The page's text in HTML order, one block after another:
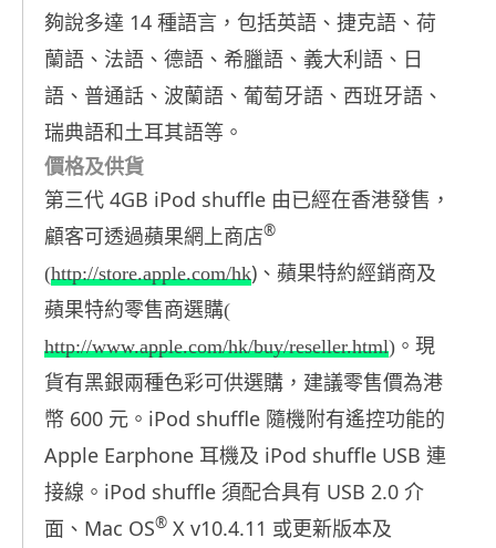
夠說多達 14 種語言，包括英語、捷克語、荷
蘭語、法語、德語、希臘語、義大利語、日
語、普通話、波蘭語、葡萄牙語、西班牙語、
瑞典語和土耳其語等。
價格及供貨
第三代 4GB iPod shuffle 由已經在香港發售，
顧客可透過蘋果網上商店®
(http://store.apple.com/hk) 、蘋果特約經銷商及
蘋果特約零售商選購(
http://www.apple.com/hk/buy/reseller.html)。現
貨有黑銀兩種色彩可供選購，建議零售價為港
幣 600 元。 iPod shuffle 隨機附有遙控功能的
Apple Earphone 耳機及 iPod shuffle USB 連
接線。 iPod shuffle 須配合具有 USB 2.0 介
面、 Mac OS® X v10.4.11 或更新版本及